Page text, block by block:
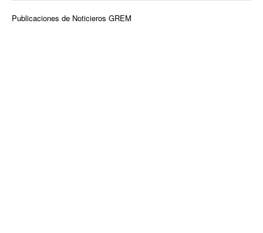
Publicaciones de Noticieros GREM